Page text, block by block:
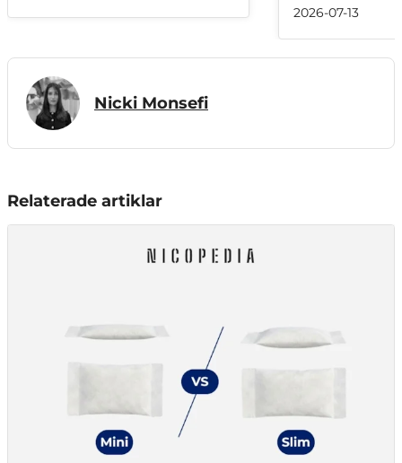
populära resmål utanför EU, så
Alperna är det
reglerna innan
2026-07-13
Nicki Monsefi
Relaterade artiklar